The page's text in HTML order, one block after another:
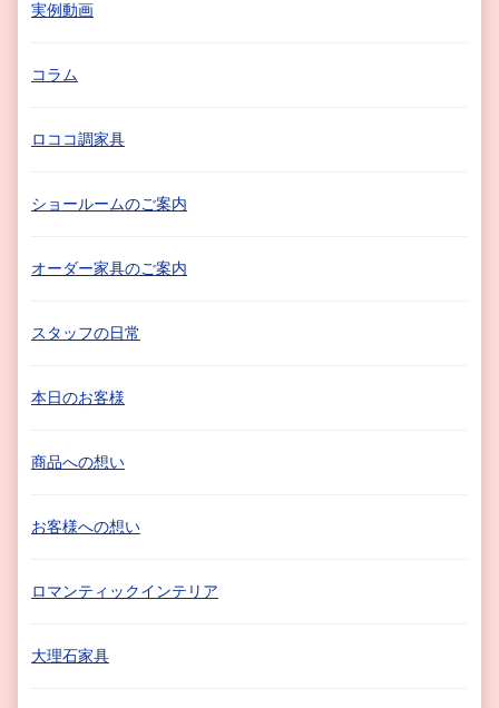
実例動画
コラム
ロココ調家具
ショールームのご案内
オーダー家具のご案内
スタッフの日常
本日のお客様
商品への想い
お客様への想い
ロマンティックインテリア
大理石家具